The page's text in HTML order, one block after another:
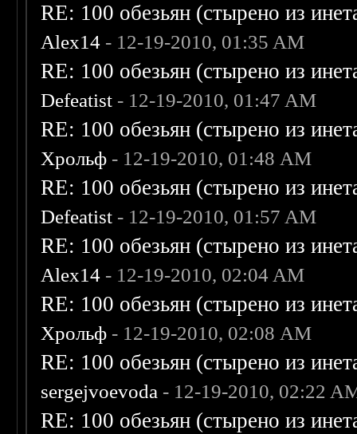
RE: 100 обезьян (стырено из
Alex14 - 12-19-2010, 01:35 AM
RE: 100 обезьян (стырено из
Defeatist - 12-19-2010, 01:47 AM
RE: 100 обезьян (стырено из
Хрольф - 12-19-2010, 01:48 AM
RE: 100 обезьян (стырено из
Defeatist - 12-19-2010, 01:57 AM
RE: 100 обезьян (стырено из
Alex14 - 12-19-2010, 02:04 AM
RE: 100 обезьян (стырено из
Хрольф - 12-19-2010, 02:08 AM
RE: 100 обезьян (стырено из
sergejvoevoda - 12-19-2010, 02:22
RE: 100 обезьян (стырено из